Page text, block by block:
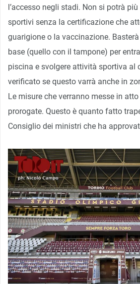
l’accesso negli stadi. Non si potrà
sportivi senza la certificazione che
guarigione o la vaccinazione.
base (quello con il tampone) per
piscina e svolgere attività sportiva al
verificato se questo varrà anche in
Le misure che verranno messe in
prorogate. Questo è quanto fatto
Consiglio dei ministri che ha